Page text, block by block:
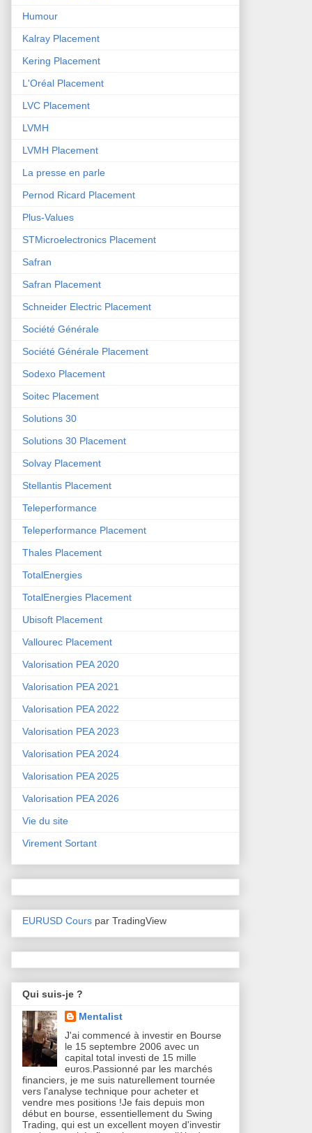
Humour
Kalray Placement
Kering Placement
L'Oréal Placement
LVC Placement
LVMH
LVMH Placement
La presse en parle
Pernod Ricard Placement
Plus-Values
STMicroelectronics Placement
Safran
Safran Placement
Schneider Electric Placement
Société Générale
Société Générale Placement
Sodexo Placement
Soitec Placement
Solutions 30
Solutions 30 Placement
Solvay Placement
Stellantis Placement
Teleperformance
Teleperformance Placement
Thales Placement
TotalEnergies
TotalEnergies Placement
Ubisoft Placement
Vallourec Placement
Valorisation PEA 2020
Valorisation PEA 2021
Valorisation PEA 2022
Valorisation PEA 2023
Valorisation PEA 2024
Valorisation PEA 2025
Valorisation PEA 2026
Vie du site
Virement Sortant
EURUSD Cours par TradingView
Qui suis-je ?
Mentalist
J'ai commencé à investir en Bourse
le 15 septembre 2006 avec un
capital total investi de 15 mille
euros.Passionné par les marchés
financiers, je me suis naturellement tournée
vers l'analyse technique pour acheter et
vendre mes positions !Je fais depuis mon
début en bourse, essentiellement du Swing
Trading, qui est un excellent moyen d'investir